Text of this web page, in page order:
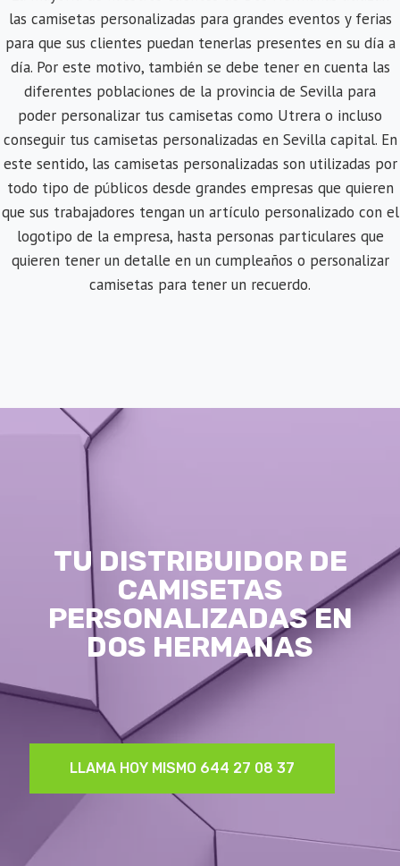
las camisetas personalizadas para grandes eventos y ferias
para que sus clientes puedan tenerlas presentes en su día a
día. Por este motivo, también se debe tener en cuenta las
diferentes poblaciones de la provincia de Sevilla para
poder personalizar tus camisetas como Utrera o incluso
conseguir tus camisetas personalizadas en Sevilla capital. En
este sentido, las camisetas personalizadas son utilizadas por
todo tipo de públicos desde grandes empresas que quieren
que sus trabajadores tengan un artículo personalizado con el
logotipo de la empresa, hasta personas particulares que
quieren tener un detalle en un cumpleaños o personalizar
camisetas para tener un recuerdo.
TU DISTRIBUIDOR DE
CAMISETAS
PERSONALIZADAS EN
DOS HERMANAS
LLAMA HOY MISMO 644 27 08 37